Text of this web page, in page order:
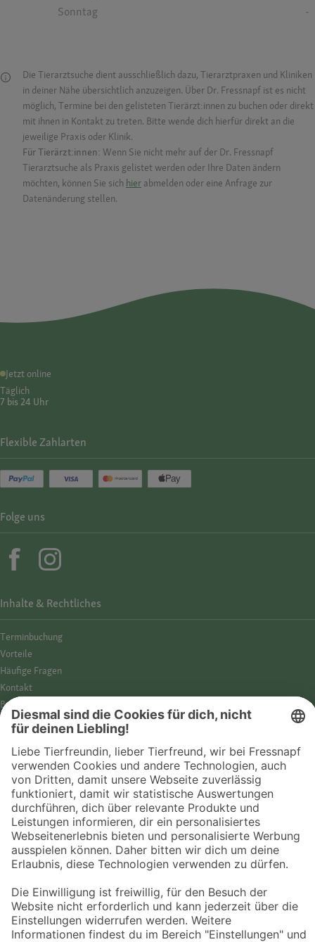
Sonntag
-
Die Tierarztsuche dient ausschließlich dazu, Tierarztpraxen und Kliniken
in deiner Nähe übersichtlich anzuzeigen. Über Dr. Fressnapf ist es nicht
möglich, Termine bei den gelisteten Tierärzt:innen zu buchen oder direkt
mit ihnen in Kontakt zu treten. Bitte wende dich hierfür direkt an die
jeweilige Praxis oder Klinik.
Für Tierärzt:innen: Wenn Sie nicht mehr auf der Dr. Fressnapf
Tierarztsuche als Praxis gelistet werden oder Ihre Daten ändern
möchten, können Sie sich hier abmelden oder eine Anfrage zur
Datenänderung stellen.
Jetzt online
Täglich
7 bis 24 Uhr
© 2026 Fressnapf Tiernahrungs GmbH
Westpreußenstraße 32-38
Inhalte & Rechtliches
Termin­buchung
Vorteile
Häufige Fragen
Kontakt
Barrierefreiheit
Impressum
Datenschutz­hinweise
Cookies
AGB
Entdecke Fressnapf
Tierversicherung
GPS-Tracker
Fressnapf Salon
Online-Shop
Flexible Zahlarten
Folge uns